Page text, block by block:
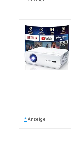
* Anzeige